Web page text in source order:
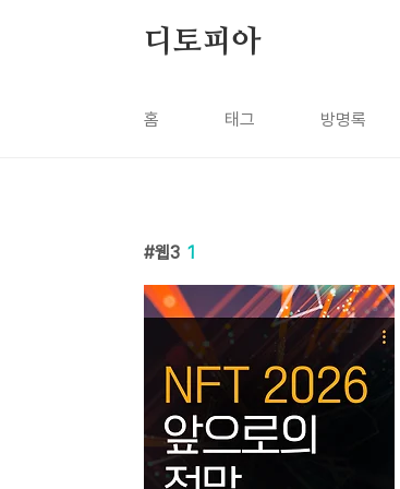
디토피아
홈 태그 방명록
웹3 1